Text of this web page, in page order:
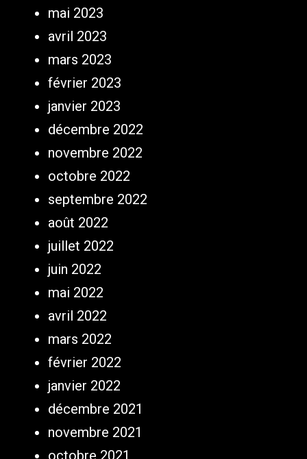
mai 2023
avril 2023
mars 2023
février 2023
janvier 2023
décembre 2022
novembre 2022
octobre 2022
septembre 2022
août 2022
juillet 2022
juin 2022
mai 2022
avril 2022
mars 2022
février 2022
janvier 2022
décembre 2021
novembre 2021
octobre 2021